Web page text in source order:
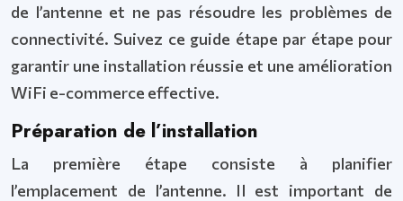
de l’antenne et ne pas résoudre les problèmes de
connectivité. Suivez ce guide étape par étape pour
garantir une installation réussie et une amélioration
WiFi e-commerce effective.
Préparation de l’installation
La première étape consiste à planifier
l’emplacement de l’antenne. Il est important de